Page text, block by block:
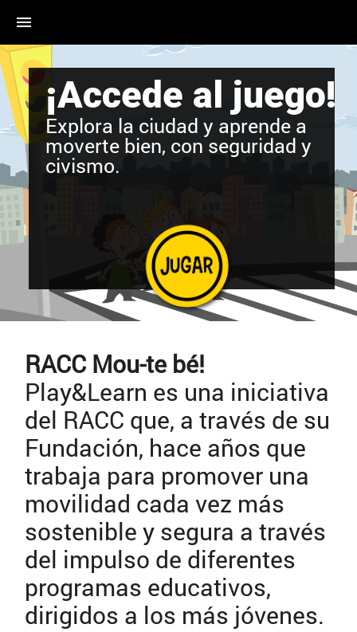
menu
¡Accede al juego!
Explora la ciudad y aprende a
moverte bien, con seguridad y
civismo.
RACC Mou-te bé!
Play&Learn es una iniciativa
del RACC que, a través de su
Fundación, hace años que
trabaja para promover una
movilidad cada vez más
sostenible y segura a través
del impulso de diferentes
programas educativos,
dirigidos a los más jóvenes.